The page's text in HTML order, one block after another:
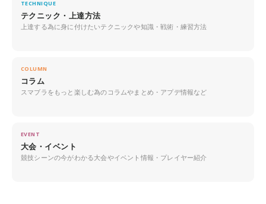
TECHNIQUE
テクニック・上達方法
上達する為に身に付けたいテクニックや知識・戦術・練習方法
COLUMN
コラム
スマブラをもっと楽しむ為のコラムやまとめ・アプデ情報など
EVENT
大会・イベント
競技シーンの今がわかる大会やイベント情報・プレイヤー紹介